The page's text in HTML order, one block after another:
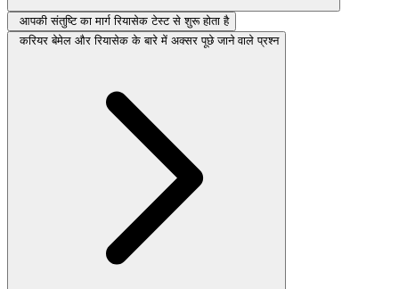
आपकी संतुष्टि का मार्ग रियासेक टेस्ट से शुरू होता है
करियर बेमेल और रियासेक के बारे में अक्सर पूछे जाने वाले प्रश्न